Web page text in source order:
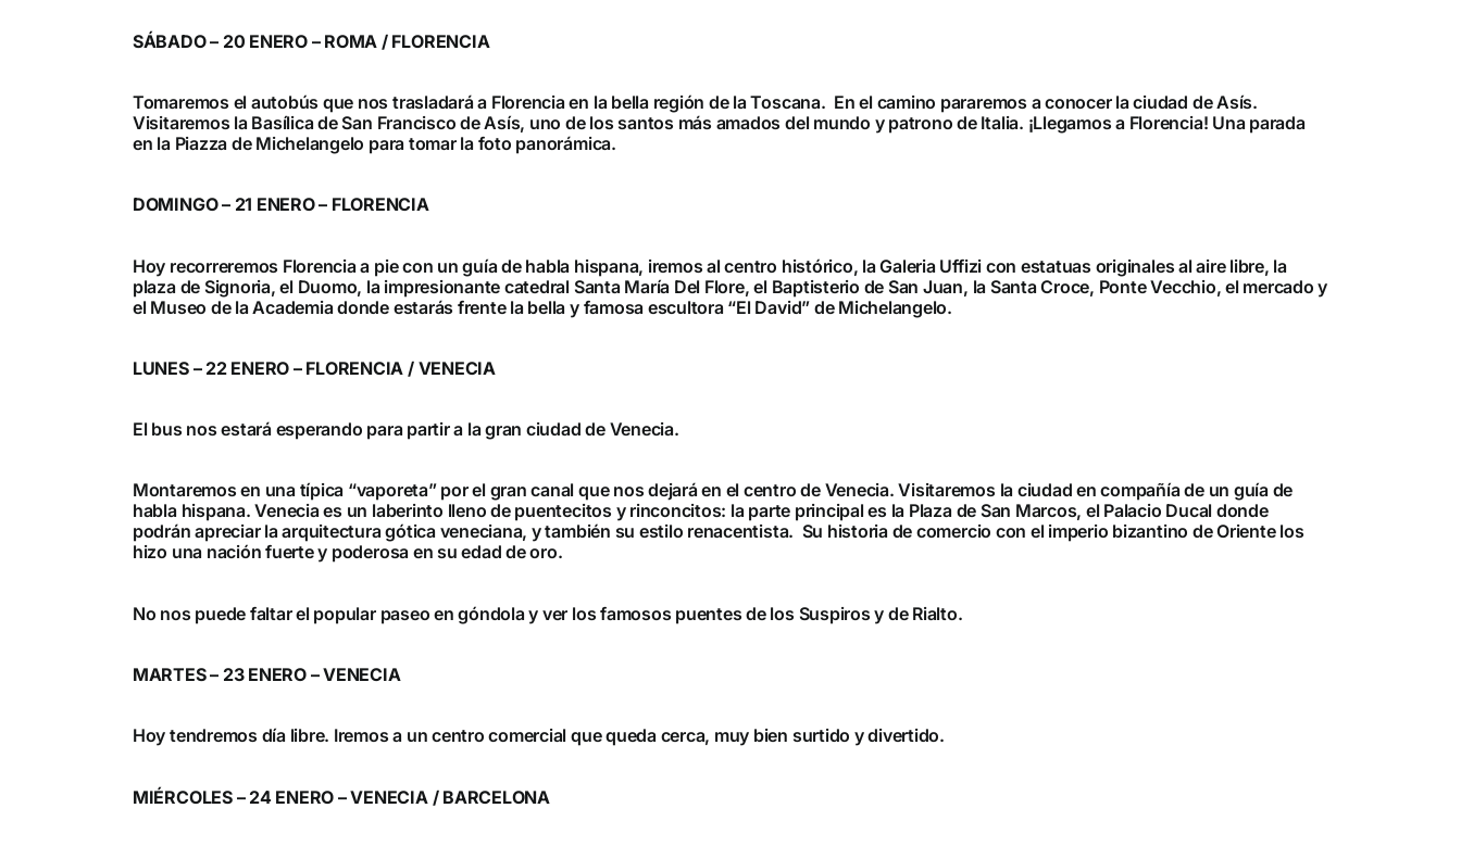
SÁBADO – 20 ENERO – ROMA / FLORENCIA
Tomaremos el autobús que nos trasladará a Florencia en la bella región de la Toscana. En el camino pararemos a conocer la ciudad de Asís.
Visitaremos la Basílica de San Francisco de Asís, uno de los santos más amados del mundo y patrono de Italia. ¡Llegamos a Florencia! Una parada
en la Piazza de Michelangelo para tomar la foto panorámica.
DOMINGO – 21 ENERO – FLORENCIA
Hoy recorreremos Florencia a pie con un guía de habla hispana, iremos al centro histórico, la Galeria Uffizi con estatuas originales al aire libre, la
plaza de Signoria, el Duomo, la impresionante catedral Santa María Del Flore, el Baptisterio de San Juan, la Santa Croce, Ponte Vecchio, el mercado y
el Museo de la Academia donde estarás frente la bella y famosa escultora “El David” de Michelangelo.
LUNES – 22 ENERO – FLORENCIA / VENECIA
El bus nos estará esperando para partir a la gran ciudad de Venecia.
Montaremos en una típica “vaporeta” por el gran canal que nos dejará en el centro de Venecia. Visitaremos la ciudad en compañía de un guía de
habla hispana. Venecia es un laberinto lleno de puentecitos y rinconcitos: la parte principal es la Plaza de San Marcos, el Palacio Ducal donde
podrán apreciar la arquitectura gótica veneciana, y también su estilo renacentista. Su historia de comercio con el imperio bizantino de Oriente los
hizo una nación fuerte y poderosa en su edad de oro.
No nos puede faltar el popular paseo en góndola y ver los famosos puentes de los Suspiros y de Rialto.
MARTES – 23 ENERO – VENECIA
Hoy tendremos día libre. Iremos a un centro comercial que queda cerca, muy bien surtido y divertido.
MIÉRCOLES – 24 ENERO – VENECIA / BARCELONA